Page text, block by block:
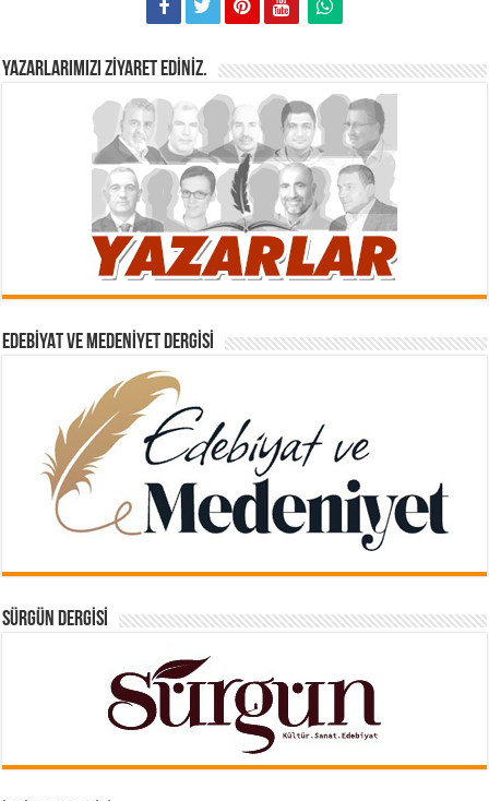
YAZARLARIMIZI ZIYARET EDINIZ.
EDEBIYAT VE MEDENIYET DERGISI
SÜRGÜN DERGISI